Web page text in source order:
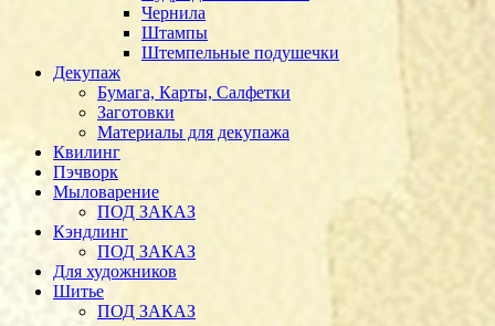
Чернила
Штампы
Штемпельные подушечки
Декупаж
Бумага, Карты, Салфетки
Заготовки
Материалы для декупажа
Квилинг
Пэчворк
Мыловарение
ПОД ЗАКАЗ
Кэндлинг
ПОД ЗАКАЗ
Для художников
Шитье
ПОД ЗАКАЗ